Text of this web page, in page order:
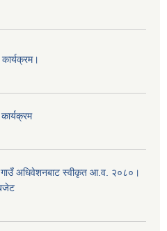
अधिवेशनबाट स्वीकृत आ.व. २०८०।